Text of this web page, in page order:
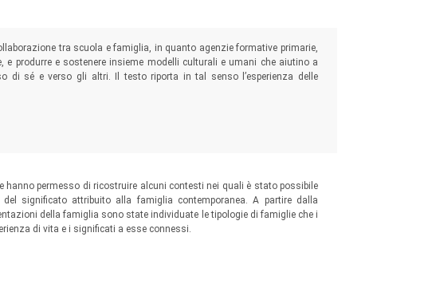
tra scuola e famiglia, in quanto agenzie formative primarie,
e produrre e sostenere insieme modelli culturali e umani che aiutino a
di sé e verso gli altri. Il testo riporta in tal senso l’esperienza delle
hanno permesso di ricostruire alcuni contesti nei quali è stato possibile
significato attribuito alla famiglia contemporanea. A partire dalla
della famiglia sono state individuate le tipologie di famiglie che i
di vita e i significati a esse connessi.